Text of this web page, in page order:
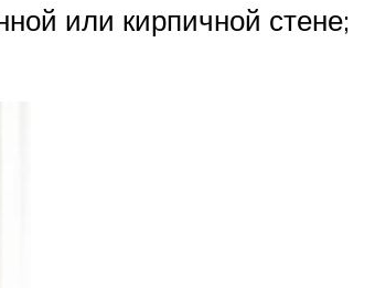
или кирпичной стене;